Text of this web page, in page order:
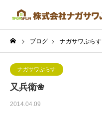
ブログ ナガサワぷらす
ナガサワぷらす
又兵衛❀
2014.04.09